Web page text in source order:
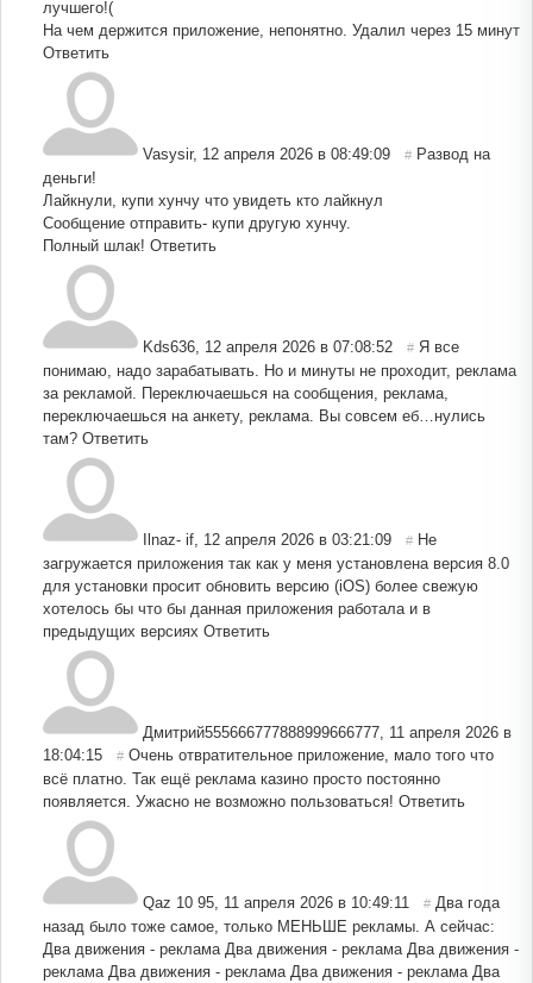
лучшего!(
На чем держится приложение, непонятно. Удалил через 15 минут
Ответить
Vasysir, 12 апреля 2026 в 08:49:09 # Развод на
деньги!
Лайкнули, купи хунчу что увидеть кто лайкнул
Сообщение отправить- купи другую хунчу.
Полный шлак! Ответить
Kds636 12 апреля 2026 в 07:08:52 # Я все
понимаю, надо зарабатывать. Но и минуты не проходит, реклама
за рекламой. Переключаешься на сообщения, реклама,
переключаешься на анкету, реклама. Вы совсем еб…нулись
там? Ответить
Ilnaz- if 12 апреля 2026 в 03:21:09 # Не
загружается приложения так как у меня установлена версия 8.0
для установки просит обновить версию (iOS) более свежую
хотелось бы что бы данная приложения работала и в
предыдущих версиях Ответить
Дмитрий555666777888999666777 11 апреля 2026 в
18:04:15
# Очень отвратительное приложение, мало того что
всё платно. Так ещё реклама казино просто постоянно
появляется. Ужасно не возможно пользоваться! Ответить
Qaz 10 95 11 апреля 2026 в 10:49:11 # Два года
назад было тоже самое, только МЕНЬШЕ рекламы. А сейчас:
Два движения - реклама Два движения - реклама Два движения -
реклама Два движения - реклама Два движения - реклама Два